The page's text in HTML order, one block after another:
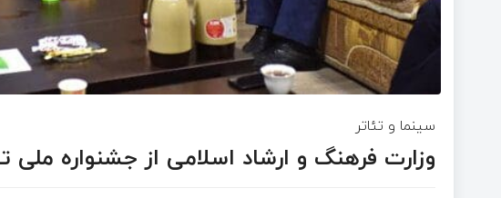
سینما و تئاتر
وزارت فرهنگ و ارشاد اسلامی از جشنواره ملی